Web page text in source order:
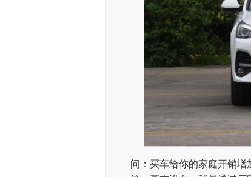
问：买车给你的家庭开销增